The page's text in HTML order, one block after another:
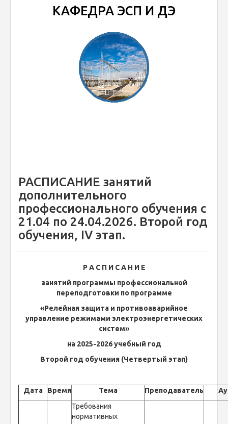
КАФЕДРА ЭСП И ДЭ
РАСПИСАНИЕ занятий
дополнительного
профессионального обучения с
21.04 по 24.04.2026. Второй год
обучения, IV этап.
Р А С П И С А Н И Е
занятий программы профессиональной
переподготовки по программе
«Релейная защита и противоаварийное
управление режимами электроэнергетических
систем»
на 2025-2026 учебный год
Второй год обучения (Четвертый этап)
Дата Время Тема Преподаватель
Требования
нормативных